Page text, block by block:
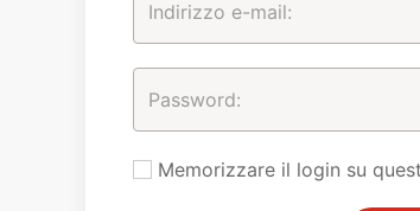
Memorizzare il login su